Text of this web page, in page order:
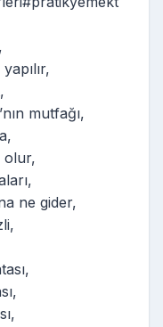
mutfağı,
olur,
ne gider,